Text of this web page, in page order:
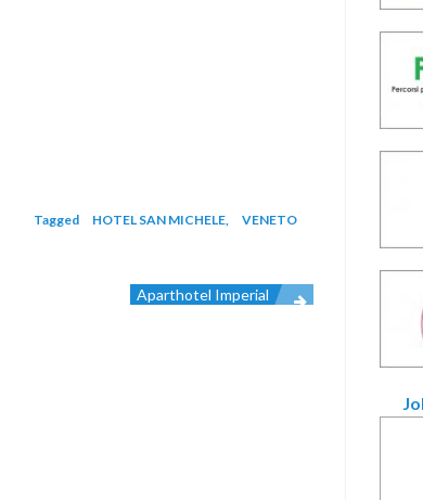
Tagged HOTEL SAN MICHELE, VENETO
Aparthotel Imperial